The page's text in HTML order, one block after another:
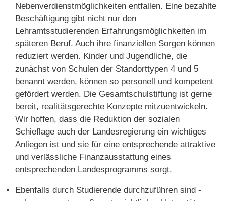
Nebenverdienstmöglichkeiten entfallen. Eine bezahlte
Beschäftigung gibt nicht nur den
Lehramtsstudierenden Erfahrungsmöglichkeiten im
späteren Beruf. Auch ihre finanziellen Sorgen können
reduziert werden. Kinder und Jugendliche, die
zunächst von Schulen der Standorttypen 4 und 5
benannt werden, können so personell und kompetent
gefördert werden. Die Gesamtschulstiftung ist gerne
bereit, realitätsgerechte Konzepte mitzuentwickeln.
Wir hoffen, dass die Reduktion der sozialen
Schieflage auch der Landesregierung ein wichtiges
Anliegen ist und sie für eine entsprechende attraktive
und verlässliche Finanzausstattung eines
entsprechenden Landesprogramms sorgt.
Ebenfalls durch Studierende durchzuführen sind -